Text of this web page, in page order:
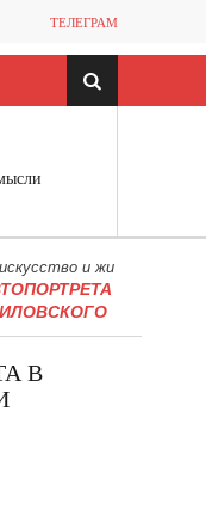
ТЕЛЕГРАМ
и жи
В